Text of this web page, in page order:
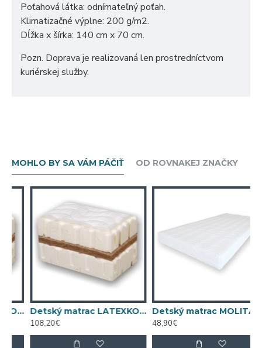
Poťahová látka: odnímateľný poťah.
Klimatizačné výplne: 200 g/m2.
Dĺžka x šírka: 140 cm x 70 cm.
Pozn. Doprava je realizovaná len prostredníctvom
kuriérskej služby.
MOHLO BY SA VÁM PÁČIŤ OD ROVNAKEJ ZNAČKY
Detský matrac LATEXKO (120 cm x 70 cm)
108,20€
Detský matrac MOLITANKO TOP (120 cm x 60 cm)
48,90€